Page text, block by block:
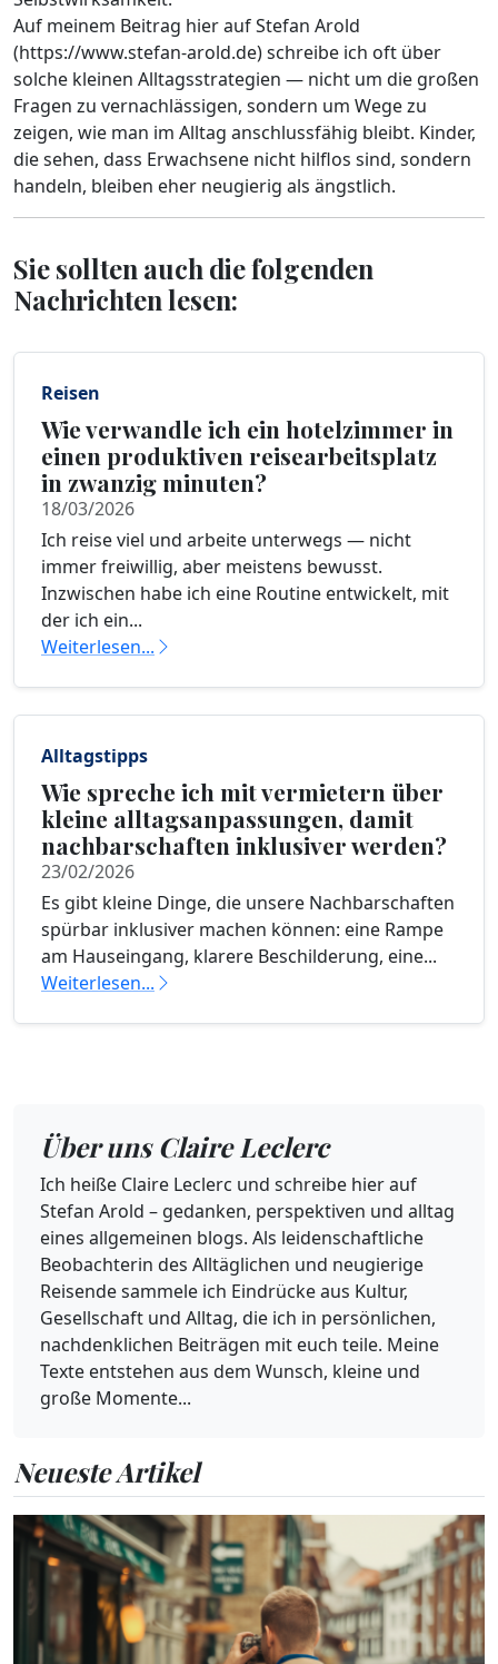
Auf meinem Beitrag hier auf Stefan Arold
(https://www.stefan-arold.de) schreibe ich oft über
solche kleinen Alltagsstrategien — nicht um die großen
Fragen zu vernachlässigen, sondern um Wege zu
zeigen, wie man im Alltag anschlussfähig bleibt. Kinder,
die sehen, dass Erwachsene nicht hilflos sind, sondern
handeln, bleiben eher neugierig als ängstlich.
Sie sollten auch die folgenden
Nachrichten lesen:
Reisen
Wie verwandle ich ein hotelzimmer in
einen produktiven reisearbeitsplatz
in zwanzig minuten?
18/03/2026
Ich reise viel und arbeite unterwegs — nicht
immer freiwillig, aber meistens bewusst.
Inzwischen habe ich eine Routine entwickelt, mit
der ich ein...
Weiterlesen...
Alltagstipps
Wie spreche ich mit vermietern über
kleine alltagsanpassungen, damit
nachbarschaften inklusiver werden?
23/02/2026
Es gibt kleine Dinge, die unsere Nachbarschaften
spürbar inklusiver machen können: eine Rampe
am Hauseingang, klarere Beschilderung, eine...
Weiterlesen...
Über uns Claire Leclerc
Ich heiße Claire Leclerc und schreibe hier auf
Stefan Arold – gedanken, perspektiven und alltag
eines allgemeinen blogs. Als leidenschaftliche
Beobachterin des Alltäglichen und neugierige
Reisende sammele ich Eindrücke aus Kultur,
Gesellschaft und Alltag, die ich in persönlichen,
nachdenklichen Beiträgen mit euch teile. Meine
Texte entstehen aus dem Wunsch, kleine und
große Momente...
Neueste Artikel